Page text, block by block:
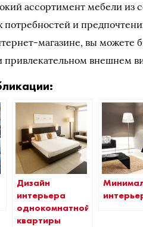
ассортимент мебели из
потребностей и
магазине, вы можете
привлекательном внешнем
Дизайн
интерьера
однокомнатной
квартиры